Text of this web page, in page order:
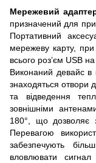
Мережевий
призначений для
Портативний
мережеву карту,
всього роз’єм USB
Виконаний девайс в
знаходяться отвори
та відведення
зовнішніми
180°, що дозволяє з
Перевагою
забезпечують
вловлювати